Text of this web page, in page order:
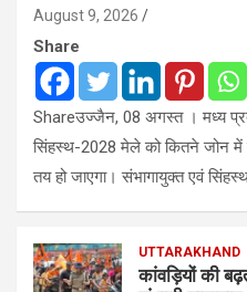
August 9, 2026
Share
Shareउज्जैन, 08 अगस्त । मध्य
सिंहस्थ-2028 मेले को कितने जोन में
तय हो जाएगा। संभागायुक्त एवं
UTTARAKHAND
कांवड़ियों की